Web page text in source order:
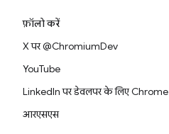
फ़ॉलो करें
X पर @ChromiumDev
YouTube
LinkedIn पर डेवलपर के लिए Chrome
आरएसएस